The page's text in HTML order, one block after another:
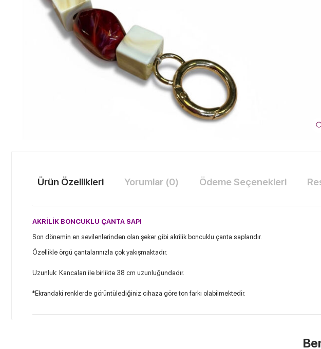
Ürün Özellikleri Yorumlar (0) Ödeme Seçenekleri
AKRİLİK BONCUKLU ÇANTA SAPI
Son dönemin en sevilenlerinden olan şeker gibi akrilik boncuklu çanta saplarıdır.
Özellikle örgü çantalarınızla çok yakışmaktadır.
Uzunluk: Kancaları ile birlikte 38 cm uzunluğundadır.
*Ekrandaki renklerde görüntülediğiniz cihaza göre ton farkı olabilmektedir.